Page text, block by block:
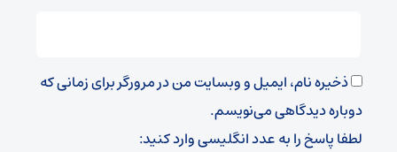
ذخیره نام، ایمیل و وبسایت من در مرورگر برای زمانی که
دوباره دیدگاهی می‌نویسم.
لطفا پاسخ را به عدد انگلیسی وارد کنید: